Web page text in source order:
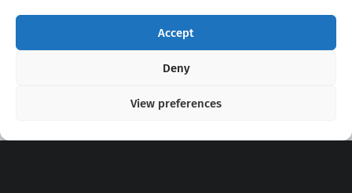
Accept
Deny
View preferences